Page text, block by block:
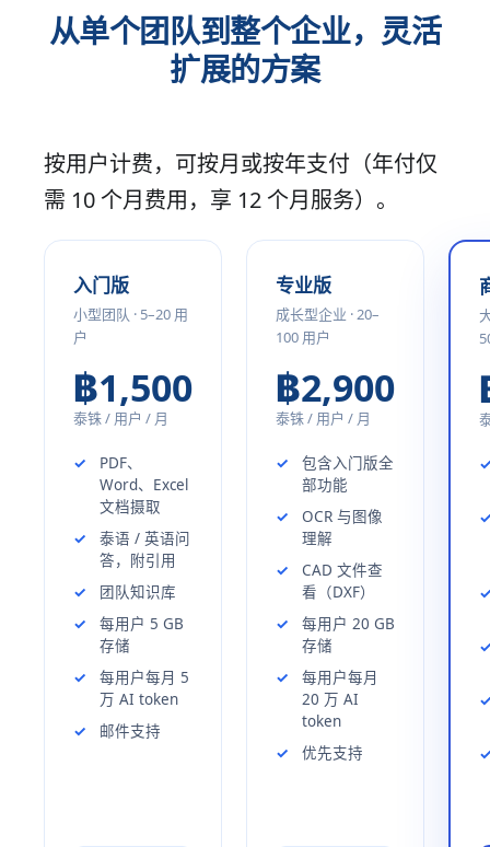
从单个团队到整个企业，灵活
扩展的方案
按用户计费，可按月或按年支付（年付仅
需 10 个月费用，享 12 个月服务）。
入门版
小型团队 · 5–20 用
户
฿1,500
泰铢 / 用户 / 月
PDF、
Word、Excel
文档摄取
泰语 / 英语问
答，附引用
团队知识库
每用户 5 GB
存储
每用户每月 5
万 AI token
邮件支持
专业版
成长型企业 · 20–
100 用户
฿2,900
泰铢 / 用户 / 月
包含入门版全
部功能
OCR 与图像
理解
CAD 文件查
看（DXF）
每用户 20 GB
存储
每用户每月
20 万 AI
token
优先支持